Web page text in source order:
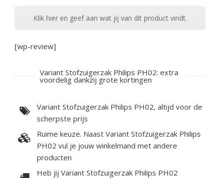
Klik hier en geef aan wat jij van dit product vindt.
[wp-review]
Variant Stofzuigerzak Philips PH02: extra
voordelig dankzij grote kortingen
Variant Stofzuigerzak Philips PH02, altijd voor de
scherpste prijs
Ruime keuze. Naast Variant Stofzuigerzak Philips
PH02 vul je jouw winkelmand met andere
producten
Heb jij Variant Stofzuigerzak Philips PH02